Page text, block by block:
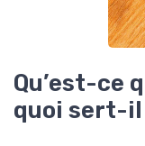
Qu’est-ce
quoi sert-il